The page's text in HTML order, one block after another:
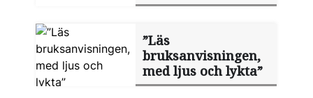
”Läs
bruksanvisningen,
med ljus och lykta”